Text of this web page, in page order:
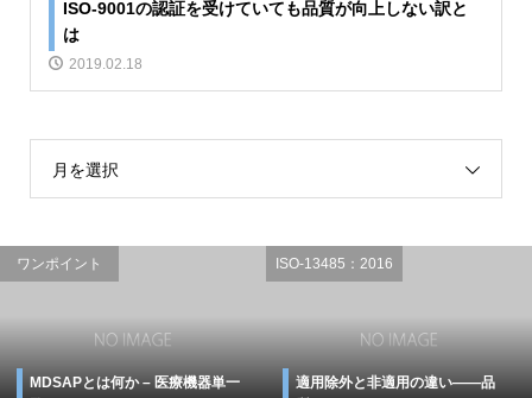
ISO-9001の認証を受けていても品質が向上しない訳と
は
2019.02.18
月を選択
ワンポイント
MDSAPとは何か – 医療機器単一
ISO-13485：2016
適用除外と非適用の違い――品